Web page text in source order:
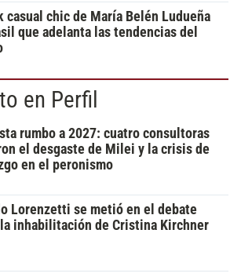
casual chic de María Belén Ludueña
que adelanta las tendencias del
en Perfil
rumbo a 2027: cuatro consultoras
el desgaste de Milei y la crisis de
en el peronismo
Lorenzetti se metió en el debate
inhabilitación de Cristina Kirchner